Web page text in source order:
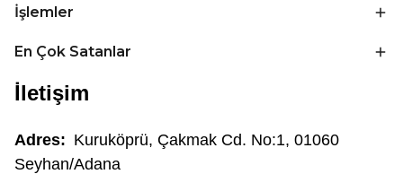
İşlemler
En Çok Satanlar
İletişim
Adres: Kuruköprü, Çakmak Cd. No:1, 01060
Seyhan/Adana